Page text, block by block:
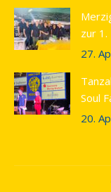
zur
27.
Soul
20.